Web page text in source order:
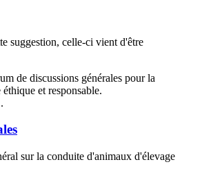
suggestion, celle-ci vient d'être
de discussions générales pour la
et responsable.
sur la conduite d'animaux d'élevage